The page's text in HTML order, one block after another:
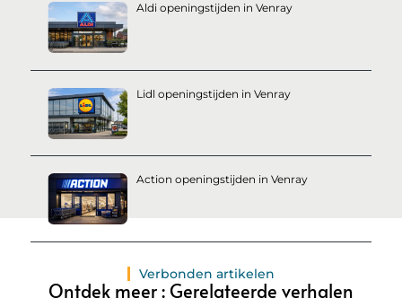
Aldi openingstijden in Venray
Lidl openingstijden in Venray
Action openingstijden in Venray
Verbonden artikelen
Ontdek meer : Gerelateerde verhalen